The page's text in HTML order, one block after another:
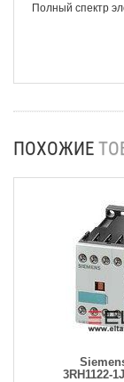
Полный спектр
ПОХОЖИЕ
3RH1122-